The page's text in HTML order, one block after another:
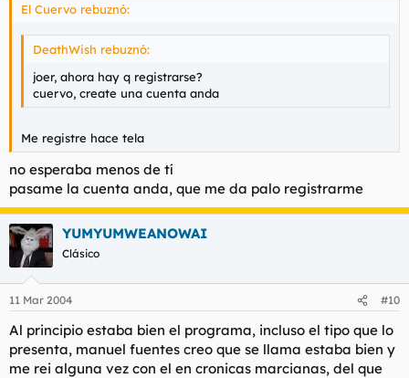
El Cuervo rebuznó:
DeathWish rebuznó:
joer, ahora hay q registrarse?
cuervo, create una cuenta anda
Me registre hace tela
no esperaba menos de tí
pasame la cuenta anda, que me da palo registrarme
YUMYUMWEANOWAI
Clásico
11 Mar 2004 #10
Al principio estaba bien el programa, incluso el tipo que lo
presenta, manuel fuentes creo que se llama estaba bien y
me rei alguna vez con el en cronicas marcianas, del que